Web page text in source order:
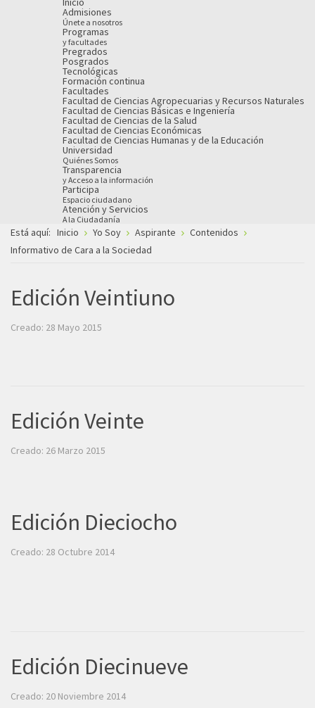
Admisiones
Únete a nosotros
Programas
y facultades
Pregrados
Posgrados
Tecnológicas
Formación continua
Facultades
Facultad de Ciencias Agropecuarias y Recursos Naturales
Facultad de Ciencias Básicas e Ingeniería
Facultad de Ciencias de la Salud
Facultad de Ciencias Económicas
Facultad de Ciencias Humanas y de la Educación
Universidad
Quiénes Somos
Transparencia
y Acceso a la información
Participa
Espacio ciudadano
Atención y Servicios
A la Ciudadanía
Está aquí: Inicio Yo Soy Aspirante
Contenidos
Informativo de Cara a la Sociedad
Edición Veintiuno
Creado: 28 Mayo 2015
Edición Veinte
Creado: 26 Marzo 2015
Edición Dieciocho
Creado: 28 Octubre 2014
Edición Diecinueve
Creado: 20 Noviembre 2014